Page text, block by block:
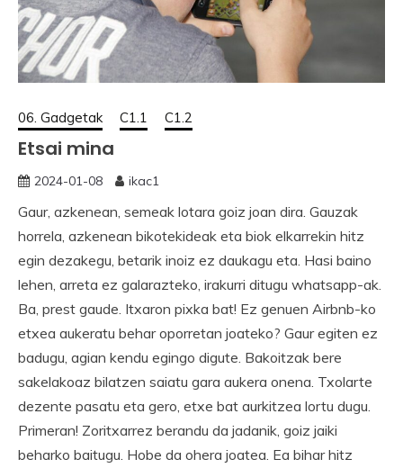
06. Gadgetak C1.1 C1.2
Etsai mina
2024-01-08 ikac1
Gaur, azkenean, semeak lotara goiz joan dira. Gauzak
horrela, azkenean bikotekideak eta biok elkarrekin hitz
egin dezakegu, betarik inoiz ez daukagu eta. Hasi baino
lehen, arreta ez galarazteko, irakurri ditugu whatsapp-ak.
Ba, prest gaude. Itxaron pixka bat! Ez genuen Airbnb-ko
etxea aukeratu behar oporretan joateko? Gaur egiten ez
badugu, agian kendu egingo digute. Bakoitzak bere
sakelakoaz bilatzen saiatu gara aukera onena. Txolarte
dezente pasatu eta gero, etxe bat aurkitzea lortu dugu.
Primeran! Zoritxarrez berandu da jadanik, goiz jaiki
beharko baitugu. Hobe da ohera joatea. Ea bihar hitz